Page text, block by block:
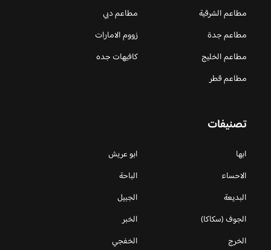
مطاعم الشرقية
مطاعم دبي
مطاعم جدة
زووم الامارات
مطاعم الخليج
كافيهات جده
مطاعم قطر
تصنيفات
ابها
ابو عريش
الاحساء
الباحة
البديعة
الجبيل
الجوف (سكاكا)
الخبر
الخرج
الخفجي